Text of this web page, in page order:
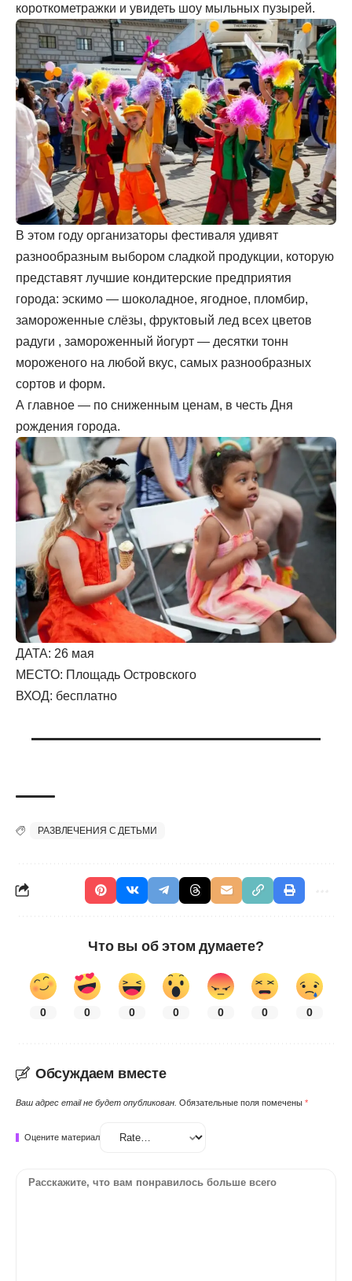
короткометражки и увидеть шоу мыльных пузырей.
В этом году организаторы фестиваля удивят
разнообразным выбором сладкой продукции, которую
представят лучшие кондитерские предприятия
города: эскимо — шоколадное, ягодное, пломбир,
замороженные слёзы, фруктовый лед всех цветов
радуги , замороженный йогурт — десятки тонн
мороженого на любой вкус, самых разнообразных
сортов и форм.
А главное — по сниженным ценам, в честь Дня
рождения города.
ДАТА: 26 мая
МЕСТО: Площадь Островского
ВХОД: бесплатно
РАЗВЛЕЧЕНИЯ С ДЕТЬМИ
Что вы об этом думаете?
0 0 0 0 0 0 0
Обсуждаем вместе
Ваш адрес email не будет опубликован. Обязательные поля помечены *
Оцените материал